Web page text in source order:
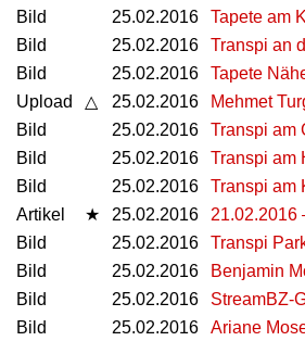
Bild 25.02.2016
Tapete am
Bild 25.02.2016
Transpi an
Bild 25.02.2016
Tapete
Upload △ 25.02.2016
Mehmet
Bild 25.02.2016
Transpi am
Bild 25.02.2016
Transpi am
Bild 25.02.2016
Transpi am
Artikel ★ 25.02.2016
21.02.2016
Bild 25.02.2016
Transpi
Bild 25.02.2016
Benjamin
Bild 25.02.2016
StreamBZ-
Bild 25.02.2016
Ariane